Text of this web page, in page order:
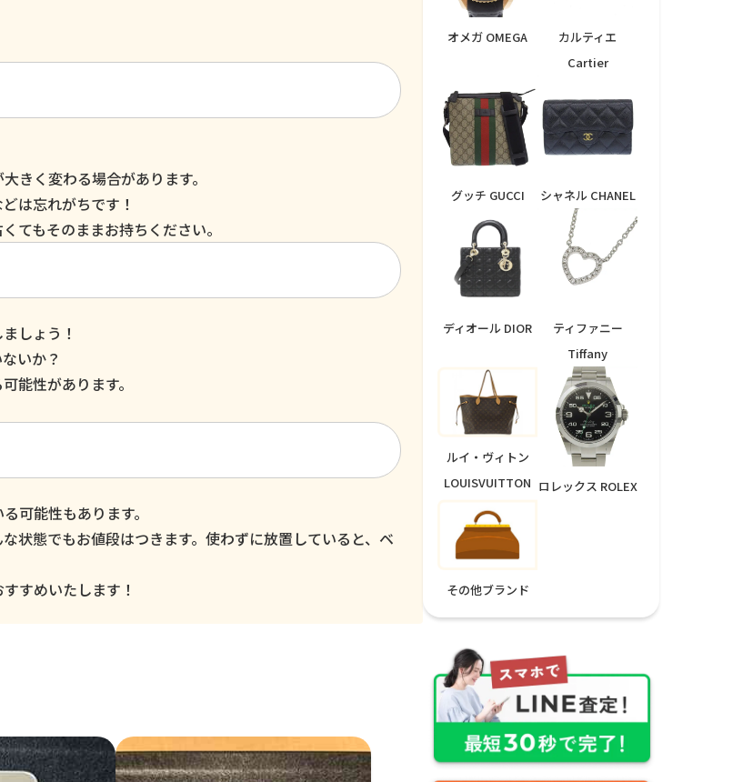
きく変わる場合があります。
は忘れがちです！
てもそのままお持ちください。
しょう！
いか？
能性があります。
可能性もあります。
状態でもお値段はつきます。使わずに放置していると、ベ
すめいたします！
オメガ OMEGA
カルティエ
Cartier
グッチ GUCCI シャネル CHANEL
ディオール DIOR
ティファニー
Tiffany
ルイ・ヴィトン
LOUISVUITTON ロレックス ROLEX
その他ブランド